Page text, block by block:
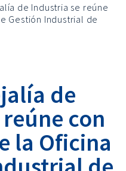
de Industria se reúne
Gestión Industrial de
de
con
la Oficina